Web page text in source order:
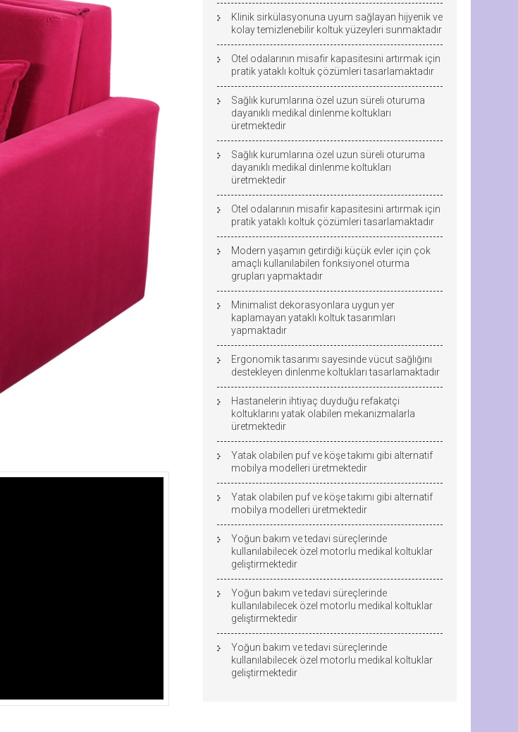
Klinik sirkülasyonuna uyum sağlayan hijyenik ve
kolay temizlenebilir koltuk yüzeyleri sunmaktadır
Otel odalarının misafir kapasitesini artırmak için
pratik yataklı koltuk çözümleri tasarlamaktadır
Sağlık kurumlarına özel uzun süreli oturuma
dayanıklı medikal dinlenme koltukları
üretmektedir
Sağlık kurumlarına özel uzun süreli oturuma
dayanıklı medikal dinlenme koltukları
üretmektedir
Otel odalarının misafir kapasitesini artırmak için
pratik yataklı koltuk çözümleri tasarlamaktadır
Modern yaşamın getirdiği küçük evler için çok
amaçlı kullanılabilen fonksiyonel oturma
grupları yapmaktadır
Minimalist dekorasyonlara uygun yer
kaplamayan yataklı koltuk tasarımları
yapmaktadır
Ergonomik tasarımı sayesinde vücut sağlığını
destekleyen dinlenme koltukları tasarlamaktadır
Hastanelerin ihtiyaç duyduğu refakatçi
koltuklarını yatak olabilen mekanizmalarla
üretmektedir
Yatak olabilen puf ve köşe takımı gibi alternatif
mobilya modelleri üretmektedir
Yatak olabilen puf ve köşe takımı gibi alternatif
mobilya modelleri üretmektedir
Yoğun bakım ve tedavi süreçlerinde
kullanılabilecek özel motorlu medikal koltuklar
geliştirmektedir
Yoğun bakım ve tedavi süreçlerinde
kullanılabilecek özel motorlu medikal koltuklar
geliştirmektedir
Yoğun bakım ve tedavi süreçlerinde
kullanılabilecek özel motorlu medikal koltuklar
geliştirmektedir